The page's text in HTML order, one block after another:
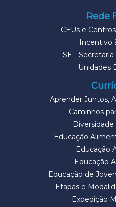
Rede
CEUs e
Incentivo
SE -
Unidades
Aprender Juntos,
Caminhos
Educação
Educação
Educação
Educação de
Etapas e
Expedição